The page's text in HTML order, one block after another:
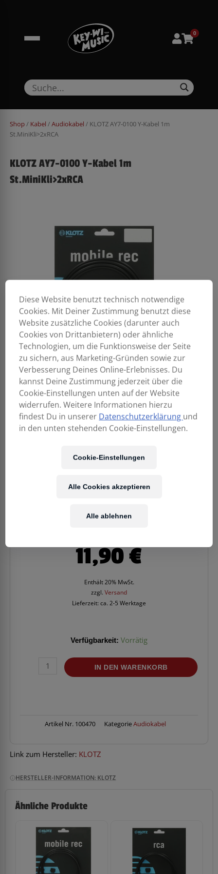
0
Shop/ Kabel /Audiokabel / KLOTZ AY7-0100 Y-Kabel 1m
St.MiniKli>2xRCA
KLOTZ AY7-0100 Y-Kabel 1m
St.MiniKli>2xRCA
11,90€
Enthält 20% MwSt.
zzgl. Versand
Lieferzeit: ca. 2-5 Werktage
Verfügbarkeit: Vorrätig
St.MiniKli>2xRCA
IN DEN WARENKORB
Artikel Nr. 100470 KategorieAudiokabel
Link zum Hersteller: KLOTZ
HERSTELLER-INFORMATION: KLOTZ
Ähnliche Produkte
Diese Website benutzt technisch notwendige
Cookies. Mit Deiner Zustimmung benutzt diese
Website zusätzliche Cookies (darunter auch
Cookies von Drittanbietern) oder ähnliche
Technologien, um die Funktionsweise der Seite
zu sichern, aus Marketing-Gründen sowie zur
Verbesserung Deines Online-Erlebnisses. Du
kannst Deine Zustimmung jederzeit über die
Cookie-Einstellungen unten auf der Website
widerrufen. Weitere Informationen hierzu
findest Du in unserer Datenschutzerklärung und
in den unten stehenden Cookie-Einstellungen.
Cookie-Einstellungen
Alle ablehnen
Alle Cookies akzeptieren